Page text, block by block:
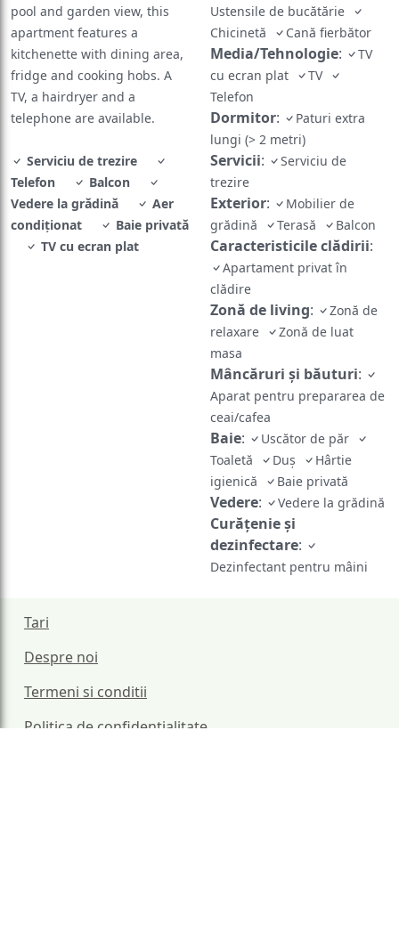
pool and garden view, this
apartment features a
kitchenette with dining area,
fridge and cooking hobs. A
TV, a hairdryer and a
telephone are available.
Serviciu de trezire
Telefon
Balcon
Vedere la grădină
Aer
condiţionat
Baie privată
TV cu ecran plat
Ustensile de bucătărie
Chicinetă
Cană fierbător
Media/Tehnologie:
TV
cu ecran plat
TV
Telefon
Dormitor:
Paturi extra
lungi (> 2 metri)
Servicii:
Serviciu de
trezire
Exterior:
Mobilier de
grădină
Terasă Balcon
Caracteristicile clădirii:
Apartament privat în
clădire
Zonă de living:
Zonă de
relaxare
Zonă de luat
masa
Mâncăruri și băuturi:
Aparat pentru prepararea de
ceai/cafea
Baie:
Uscător de păr
Toaletă
Duş
Hârtie
igienică
Baie privată
Vedere: Vedere la grădină
Curățenie și
dezinfectare:
Dezinfectant pentru mâini
Tari
Despre noi
Termeni si conditii
Politica de confidentialitate